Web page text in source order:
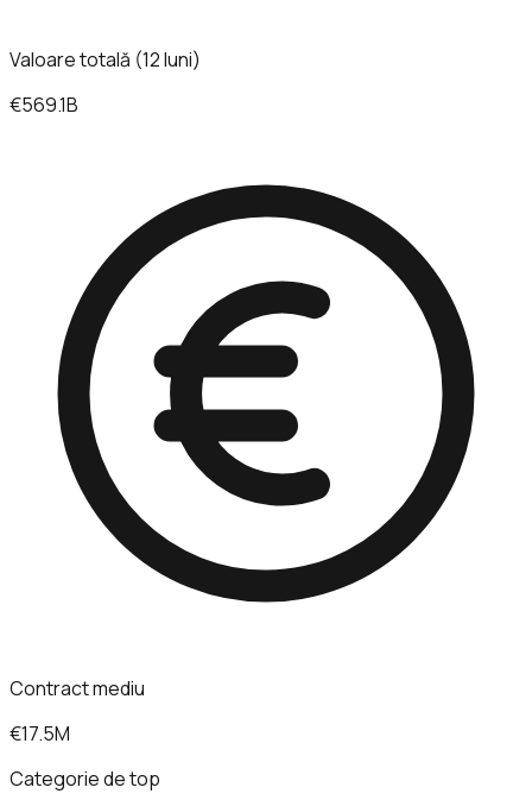
Valoare totală (12 luni)
€569.1B
Contract mediu
€17.5M
Categorie de top